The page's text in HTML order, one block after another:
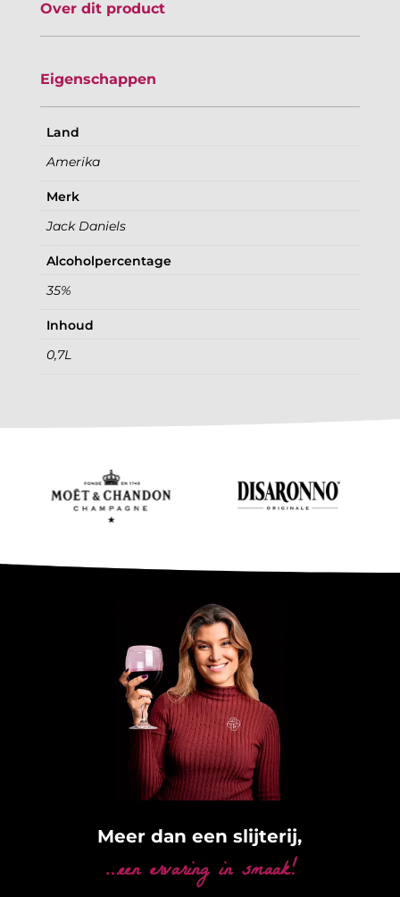
Over dit product
Eigenschappen
Land
Amerika
Merk
Jack Daniels
Alcoholpercentage
35%
Inhoud
0,7L
Meer dan een slijterij,
…een ervaring in smaak!